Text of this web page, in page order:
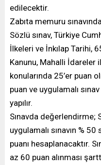
edilecektir.
Zabıta memuru
Sözlü sınav, Türkiye
İlkeleri ve İnkılap Tarihi,
Kanunu, Mahalli İdareler
konularında 25’er puan
puan ve uygulamalı
yapılır.
Sınavda değerlendirme;
uygulamalı sınavın % 50
puanı hesaplanacaktır.
az 60 puan alınması